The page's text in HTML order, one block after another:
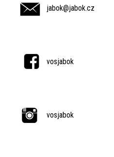
jabok@jabok.cz
vosjabok
vosjabok